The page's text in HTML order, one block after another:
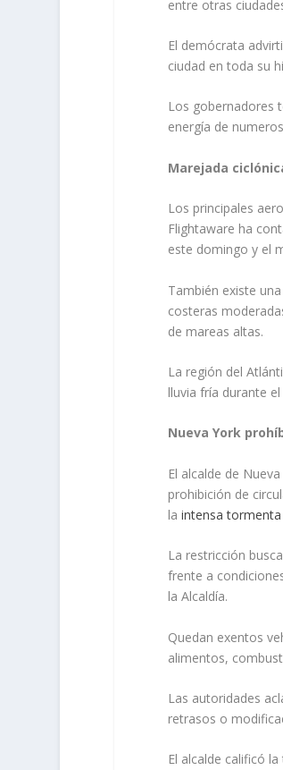
entre otras
El demócrata
ciudad en toda su
Los gobernadores
energía de
Marejada
Los principales
Flightaware ha
este domingo y el
También existe
costeras
de mareas altas.
La región del
lluvia fría durante
Nueva York
El alcalde de
prohibición de
la intensa tormenta
La restricción
frente a
la Alcaldía.
Quedan exentos
alimentos,
Las autoridades
retrasos o
El alcalde calificó